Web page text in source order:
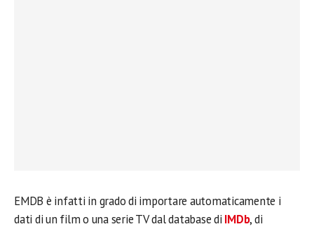
EMDB è infatti in grado di importare automaticamente i
dati di un film o una serie TV dal database di IMDb, di